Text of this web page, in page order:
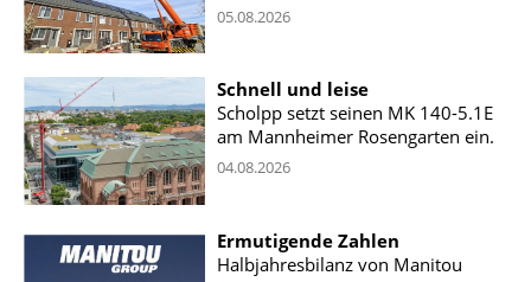
05.08.2026
Schnell und leise
Scholpp setzt seinen MK 140-5.1E
am Mannheimer Rosengarten ein.
04.08.2026
Ermutigende Zahlen
Halbjahresbilanz von Manitou